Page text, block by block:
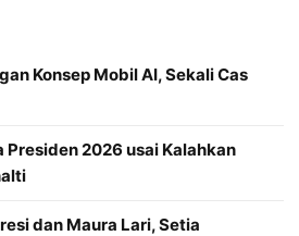
Konsep Mobil AI, Sekali Cas
Presiden 2026 usai Kalahkan
dan Maura Lari, Setia